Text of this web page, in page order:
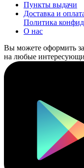
Пункты выдачи
Доставка и
Политика
О нас
Вы можете оформить
на любые